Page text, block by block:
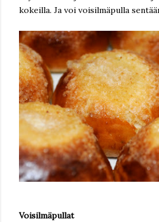
kokeilla. Ja voi voisilmäpulla
Voisilmäpullat